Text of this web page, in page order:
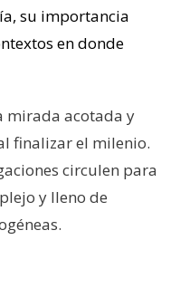
su importancia
en donde
mirada acotada y
finalizar el milenio.
circulen para
y lleno de